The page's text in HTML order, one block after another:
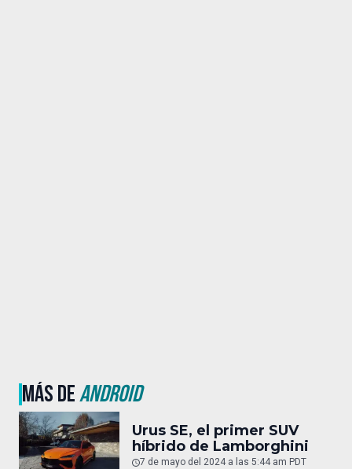
MÁS DEANDROID
Urus SE, el primer SUV
híbrido de Lamborghini
7 de mayo del 2024 a las 5:44 am PDT